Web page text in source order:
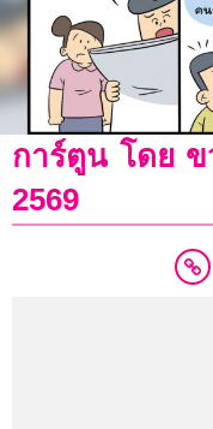
การ์ตูน โดย
2569